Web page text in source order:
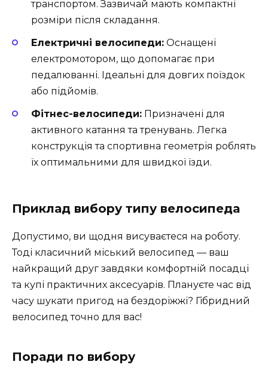
транспортом. Зазвичай мають компактні
розміри після складання.
Електричні велосипеди: Оснащені
електромотором, що допомагає при
педалюванні. Ідеальні для довгих поїздок
або підйомів.
Фітнес-велосипеди: Призначені для
активного катання та тренувань. Легка
конструкція та спортивна геометрія роблять
їх оптимальними для швидкої їзди.
Приклад вибору типу велосипеда
Допустимо, ви щодня висуваєтеся на роботу.
Тоді класичний міський велосипед — ваш
найкращий друг завдяки комфортній посадці
та купі практичних аксесуарів. Плануєте час від
часу шукати пригод на бездоріжжі? Гібридний
велосипед точно для вас!
Поради по вибору